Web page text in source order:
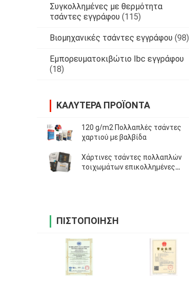
Συγκολλημένες με θερμότητα
τσάντες εγγράφου (115)
Βιομηχανικές τσάντες εγγράφου (98)
Εμπορευματοκιβώτιο Ibc εγγράφου
(18)
ΚΑΛΎΤΕΡΑ ΠΡΟΪΌΝΤΑ
120 g/m2 Πολλαπλές τσάντες
χαρτιού με βαλβίδα
Χάρτινες τσάντες πολλαπλών
τοιχωμάτων επικολλημένες
ΠΙΣΤΟΠΟΊΗΣΗ